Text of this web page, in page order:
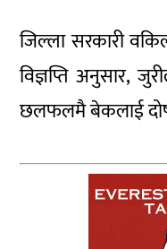
जिल्ला सरकारी
विज्ञप्ति अनुसार,
छलफलमै बेकलाई दोषी